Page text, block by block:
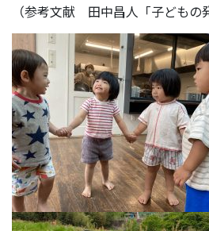
（参考文献 田中昌人「子どもの